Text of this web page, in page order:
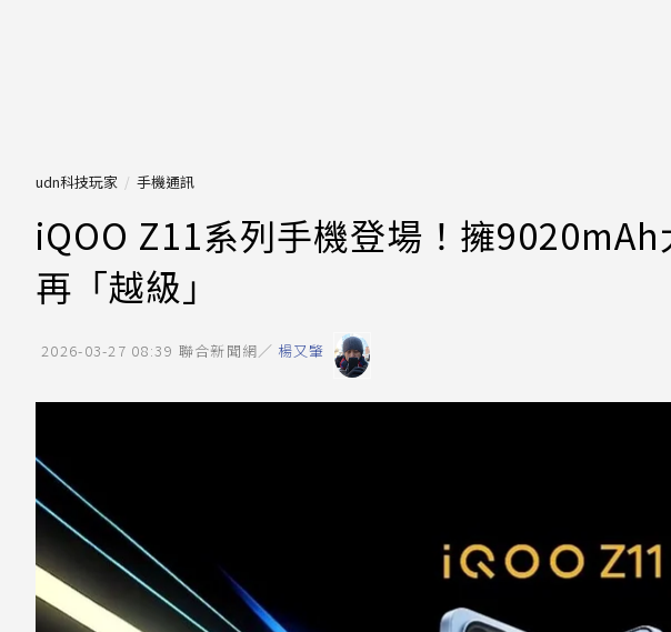
udn科技玩家 手機通訊
iQOO Z11系列手機登場！擁
再「越級」
2026-03-27 08:39 聯合新聞網／ 楊又肇